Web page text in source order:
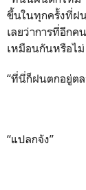
ขึ้นในทุกครั้งที่ฝ
เลยว่าการที่อีก
เหมือนกันหรือไม่
“ที่นี่ก็ฝนตกอยู่ต
“แปลกจัง”